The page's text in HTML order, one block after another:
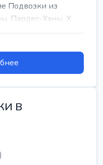
Подвозки из
Пардес-Ханы, Х...
В